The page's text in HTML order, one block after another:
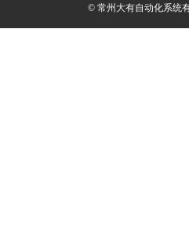
© 常州大有自动化系统